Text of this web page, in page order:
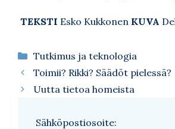
TEKSTI Esko Kukkonen KUVA
Kategoriat
Tutkimus ja teknologia
Toimii? Rikki? Säädöt pielessä?
Uutta tietoa homeista
Sähköpostiosoite: